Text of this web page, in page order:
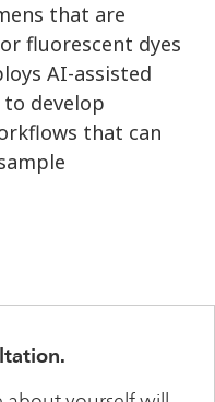
that are
fluorescent dyes
AI-assisted
develop
that can